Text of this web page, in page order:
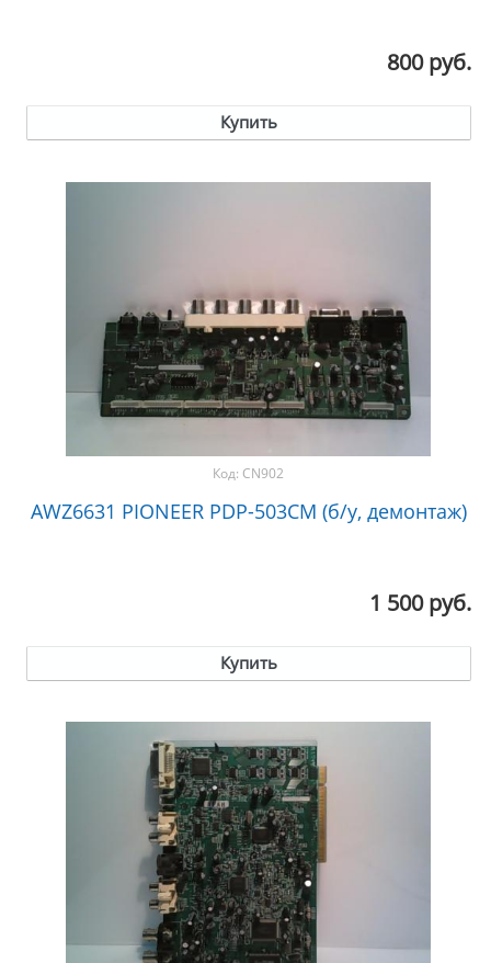
800 руб.
Купить
Код: CN902
AWZ6631 PIONEER PDP-503CM (б/у, демонтаж)
1 500 руб.
Купить